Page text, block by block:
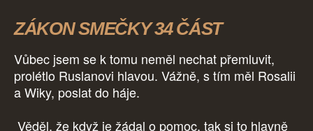
ZÁKON SMEČKY 34 ČÁST
Vůbec jsem se k tomu neměl nechat přemluvit,
prolétlo Ruslanovi hlavou. Vážně, s tím měl Rosalii
a Wiky, poslat do háje.
Věděl, že když je žádal o pomoc, tak si to hlavně